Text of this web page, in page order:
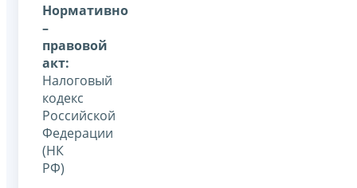
Нормативно
–
правовой
акт:
Налоговый
кодекс
Российской
Федерации
(НК
РФ)